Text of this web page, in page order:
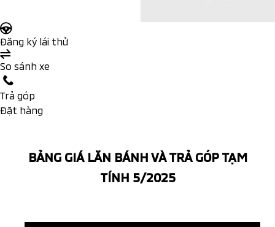
Đăng ký lái thử
So sánh xe
Trả góp
Đặt hàng
BẢNG GIÁ LĂN BÁNH VÀ TRẢ GÓP TẠM
TÍNH 5/2025